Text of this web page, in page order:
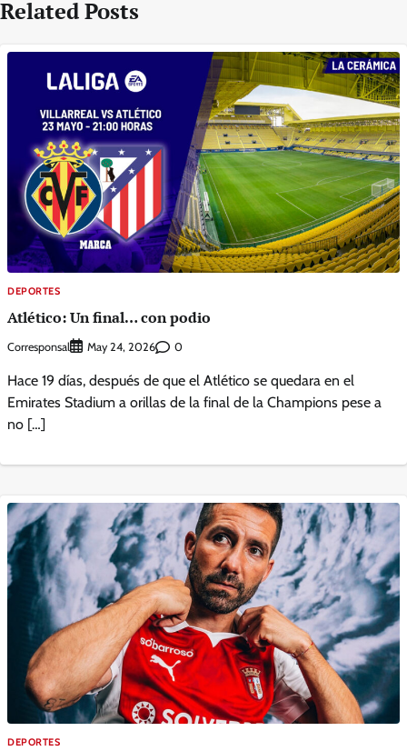
Related Posts
DEPORTES
Atlético: Un final… con podio
Corresponsal May 24, 2026 0
Hace 19 días, después de que el Atlético se quedara en el
Emirates Stadium a orillas de la final de la Champions pese a
no […]
DEPORTES